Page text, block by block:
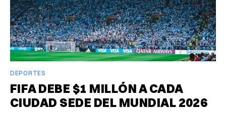
DEPORTES
FIFA DEBE $1 MILLÓN A CADA
CIUDAD SEDE DEL MUNDIAL 2026